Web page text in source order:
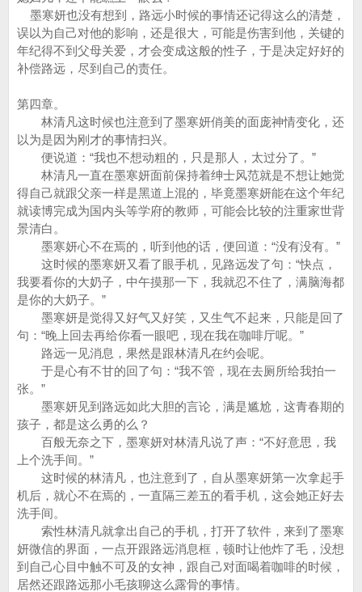
墨寒妍也没有想到，路远小时候的事情还记得这么的清楚，
误以为自己对他的影响，还是很大，可能是伤害到他，关键的
年纪得不到父母关爱，才会变成这般的性子，于是决定好好的
补偿路远，尽到自己的责任。
第四章。
林清凡这时候也注意到了墨寒妍俏美的面庞神情变化，还
以为是因为刚才的事情扫兴。
便说道：“我也不想动粗的，只是那人，太过分了。”
林清凡一直在墨寒妍面前保持着绅士风范就是不想让她觉
得自己就跟父亲一样是黑道上混的，毕竟墨寒妍能在这个年纪
就读博完成为国内头等学府的教师，可能会比较的注重家世背
景清白。
墨寒妍心不在焉的，听到他的话，便回道：“没有没有。”
这时候的墨寒妍又看了眼手机，见路远发了句：“快点，
我要看你的大奶子，中午摸那一下，我就忍不住了，满脑海都
是你的大奶子。”
墨寒妍是觉得又好气又好笑，又生气不起来，只能是回了
句：“晚上回去再给你看一眼吧，现在我在咖啡厅呢。”
路远一见消息，果然是跟林清凡在约会呢。
于是心有不甘的回了句：“我不管，现在去厕所给我拍一
张。”
墨寒妍见到路远如此大胆的言论，满是尴尬，这青春期的
孩子，都是这么勇的么？
百般无奈之下，墨寒妍对林清凡说了声：“不好意思，我
上个洗手间。”
这时候的林清凡，也注意到了，自从墨寒妍第一次拿起手
机后，就心不在焉的，一直隔三差五的看手机，这会她正好去
洗手间。
索性林清凡就拿出自己的手机，打开了软件，来到了墨寒
妍微信的界面，一点开跟路远消息框，顿时让他炸了毛，没想
到自己心目中触不可及的女神，跟自己对面喝着咖啡的时候，
居然还跟路远那小毛孩聊这么露骨的事情。